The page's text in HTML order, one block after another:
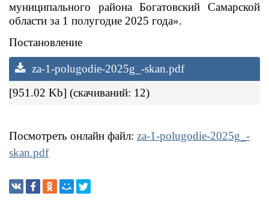
муниципального района Богатовский Самарской
области за 1 полугодие 2025 года».
Постановление
za-1-polugodie-2025g_-skan.pdf
[951.02 Kb] (cкачиваний: 12)
Посмотреть онлайн файл: za-1-polugodie-2025g_-
skan.pdf